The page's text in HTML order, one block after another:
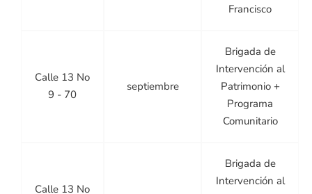
Francisco
Calle 13 No
9 - 70
septiembre
Brigada de
Intervención al
Patrimonio +
Programa
Comunitario
Calle 13 No
Brigada de
Intervención al